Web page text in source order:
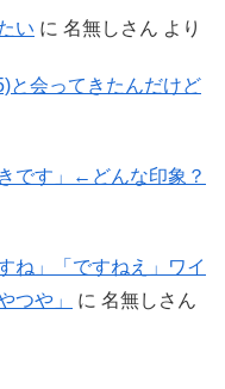
い に 名無しさん より
と会ってきたんだけど
です」←どんな印象？
ね」「ですねえ」ワイ
つや」
に 名無しさん